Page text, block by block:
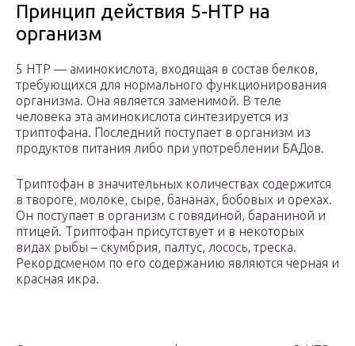
Принцип действия 5-HTP на
организм
5 HTP — аминокислота, входящая в состав белков,
требующихся для нормального функционирования
организма. Она является заменимой. В теле
человека эта аминокислота синтезируется из
триптофана. Последний поступает в организм из
продуктов питания либо при употреблении БАДов.
Триптофан в значительных количествах содержится
в твороге, молоке, сыре, бананах, бобовых и орехах.
Он поступает в организм с говядиной, бараниной и
птицей. Триптофан присутствует и в некоторых
видах рыбы – скумбрия, палтус, лосось, треска.
Рекордсменом по его содержанию являются черная и
красная икра.